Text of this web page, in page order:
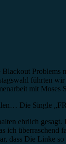
führten
mit Moses
Die Single
ehrlich
ich
dass Die Linke